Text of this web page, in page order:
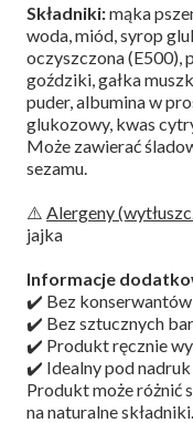
Składniki:mąka
woda, miód, syrop
oczyszczona (E500),
goździki, gałka
puder, albumina w
glukozowy, kwas
Może zawierać
sezamu.
⚠️ Alergeny
jajka
Informacje
✔️ Bez konserwantów
✔️ Bez sztucznych
✔️ Produkt ręcznie
✔️ Idealny pod
Produkt może różnić
na naturalne składniki.